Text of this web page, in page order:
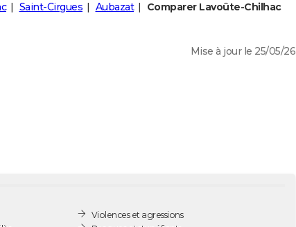
Saint-Cirgues Aubazat
Comparer Lavoûte-Chilhac
Mise à jour le 25/05/26
Violences et agressions